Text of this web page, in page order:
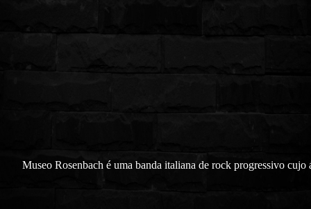
Museo Rosenbach é uma banda italiana de rock progressivo cujo